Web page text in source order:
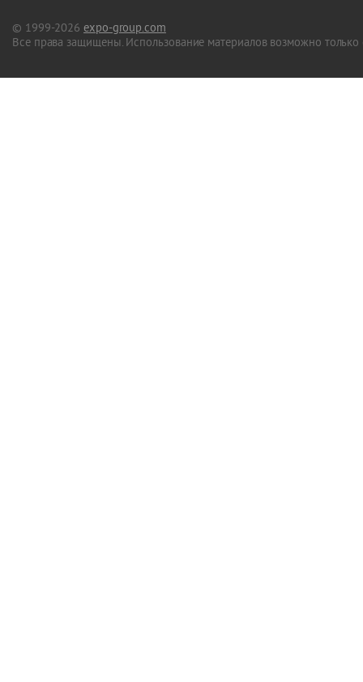
© 1999-2026 expo-group.com
Все права защищены. Использование материалов возможно